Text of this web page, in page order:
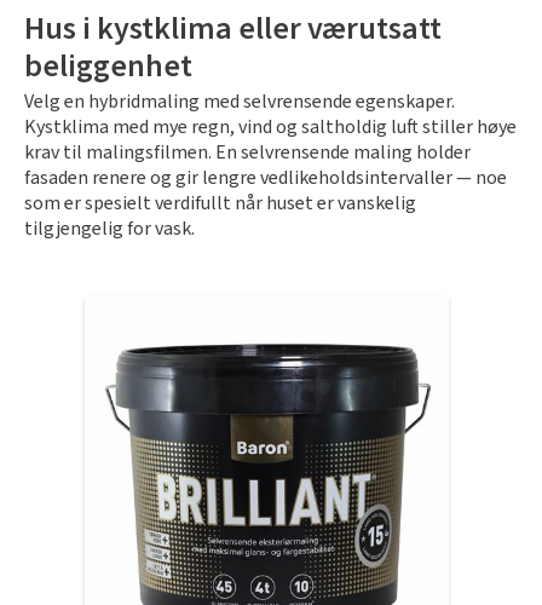
Hus i kystklima eller værutsatt
beliggenhet
Velg en hybridmaling med selvrensende egenskaper.
Kystklima med mye regn, vind og saltholdig luft stiller høye
krav til malingsfilmen. En selvrensende maling holder
fasaden renere og gir lengre vedlikeholdsintervaller — noe
som er spesielt verdifullt når huset er vanskelig
tilgjengelig for vask.